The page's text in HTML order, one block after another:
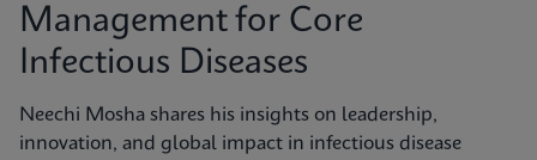
Management for Core
Infectious Diseases
Neechi Mosha shares his insights on leadership,
innovation, and global impact in infectious disease